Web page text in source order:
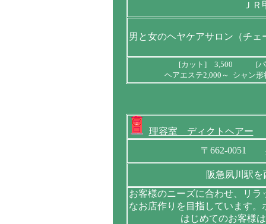
Ｊ
男と女のヘヤケアサロン（チ
[カット] 3,500 [パ
ヘアエステ2,000～ シャン
理容室 ディクトヘアー
〒662-0051
阪急夙川駅を
お客様のニーズに合わせ、リ
なお店作りを目指しています
はじめてのお客様